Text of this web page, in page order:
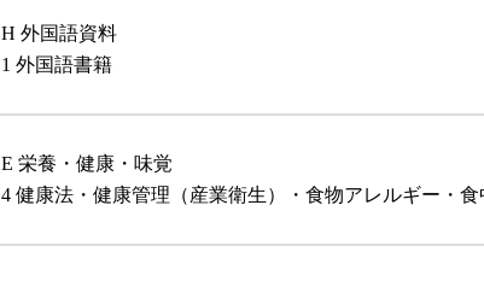
H 外国語資料
1 外国語書籍
E 栄養・健康・味覚
4 健康法・健康管理（産業衛生）・食物アレルギー・